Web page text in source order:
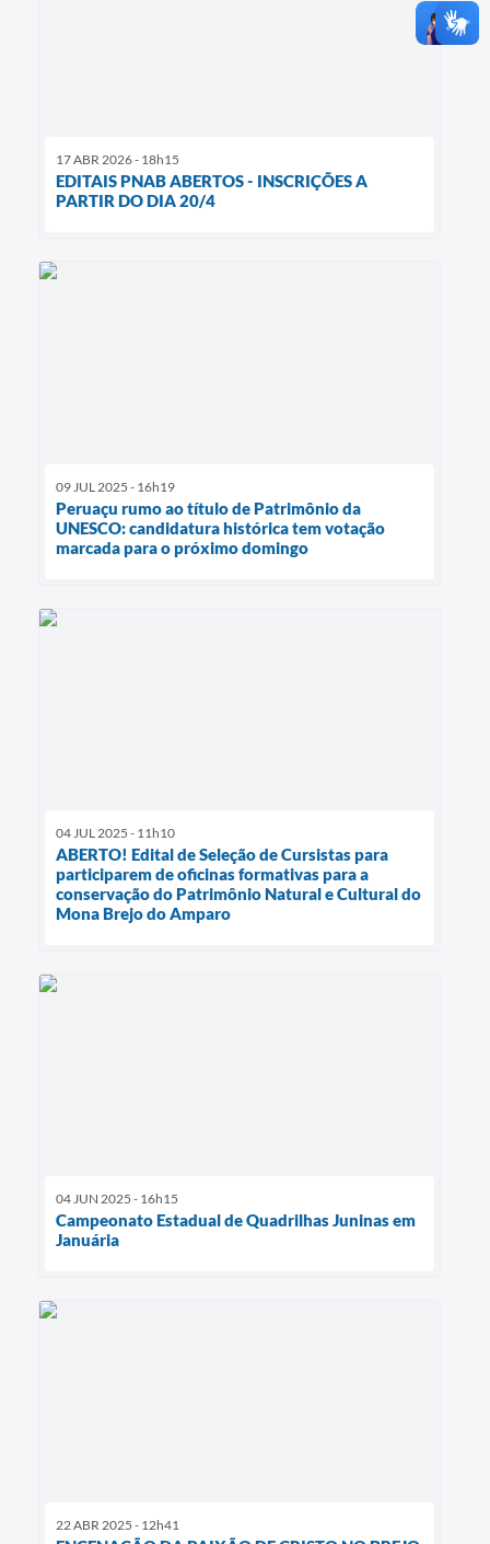
17 ABR 2026 - 18h15
EDITAIS PNAB ABERTOS - INSCRIÇÕES A
PARTIR DO DIA 20/4
09 JUL 2025 - 16h19
Peruaçu rumo ao título de Patrimônio da
UNESCO: candidatura histórica tem votação
marcada para o próximo domingo
04 JUL 2025 - 11h10
ABERTO! Edital de Seleção de Cursistas para
participarem de oficinas formativas para a
conservação do Patrimônio Natural e Cultural do
Mona Brejo do Amparo
04 JUN 2025 - 16h15
Campeonato Estadual de Quadrilhas Juninas em
Januária
22 ABR 2025 - 12h41